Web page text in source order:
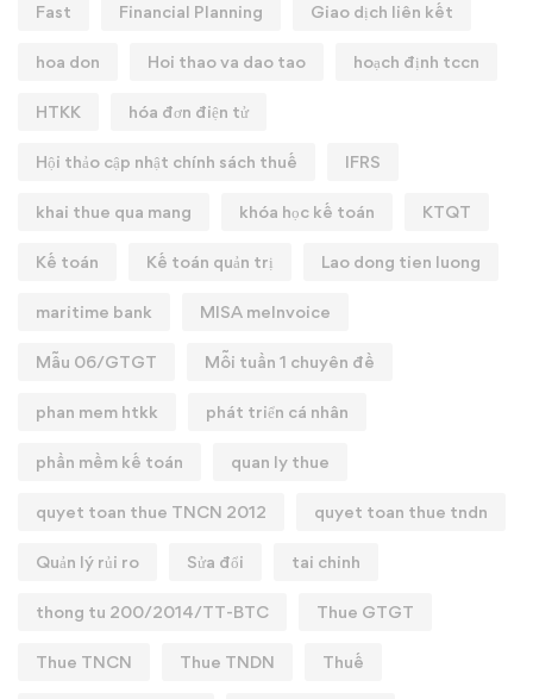
Fast Financial Planning Giao dịch liên kết
hoa don Hoi thao va dao tao hoạch định tccn
HTKK hóa đơn điện tử
Hội thảo cập nhật chính sách thuế IFRS
khai thue qua mang khóa học kế toán KTQT
Kế toán Kế toán quản trị Lao dong tien luong
maritime bank MISA meInvoice
Mẫu 06/GTGT Mỗi tuần 1 chuyên đề
phan mem htkk phát triển cá nhân
phần mềm kế toán quan ly thue
quyet toan thue TNCN 2012 quyet toan thue tndn
Quản lý rủi ro Sửa đổi tai chinh
thong tu 200/2014/TT-BTC Thue GTGT
Thue TNCN Thue TNDN Thuế